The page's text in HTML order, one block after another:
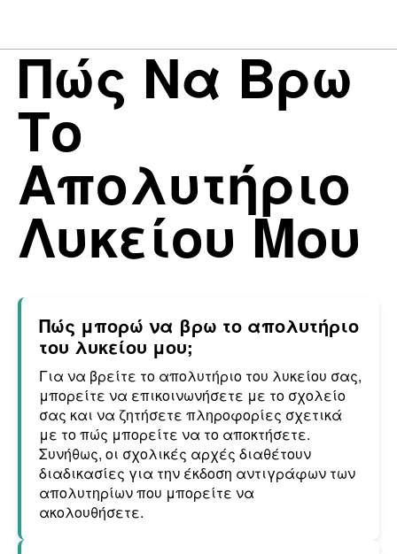
Πώς Να Βρω
Το
Απολυτήριο
Λυκείου Μου
Πώς μπορώ να βρω το απολυτήριο
του λυκείου μου;
Για να βρείτε το απολυτήριο του λυκείου σας,
μπορείτε να επικοινωνήσετε με το σχολείο
σας και να ζητήσετε πληροφορίες σχετικά
με το πώς μπορείτε να το αποκτήσετε.
Συνήθως, οι σχολικές αρχές διαθέτουν
διαδικασίες για την έκδοση αντιγράφων των
απολυτηρίων που μπορείτε να
ακολουθήσετε.